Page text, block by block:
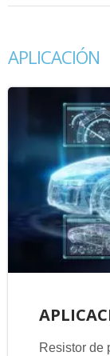
APLICACIÓN
Resistor de